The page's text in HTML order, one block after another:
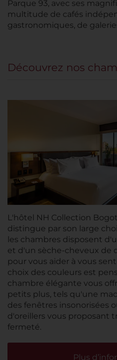
Parque 93, avec ses
multitude de cafés
gastronomiques, de
Découvrez nos
L'hôtel NH Collection
distingue par son large
les chambres disposent
et d'un sèche-cheveux de
pour vous aider à vous
choix des couleurs est
chambre élégante vous
petits plus, tels qu'une
des fenêtres insonorisées
d'oreillers vous proposant
fermeté.
Plus